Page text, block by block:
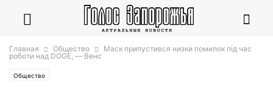
Главная Общество
Маск припустився низки помилок під час
роботи над DOGE, — Венс
Общество